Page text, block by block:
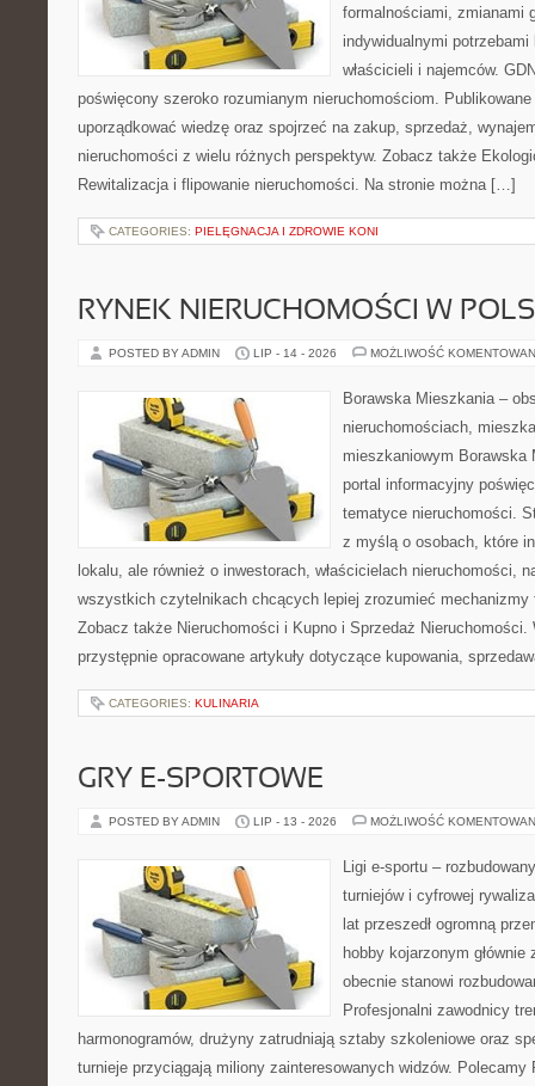
formalnościami, zmianami
indywidualnymi
właścicieli i najemców.
poświęcony szeroko rozumianym nieruchomościom. Publikowane
uporządkować wiedzę oraz spojrzeć na zakup, sprzedaż,
nieruchomości z wielu różnych perspektyw. Zobacz także
Rewitalizacja i flipowanie nieruchomości. Na stronie można […]
CATEGORIES: PIELĘGNACJA I ZDROWIE KONI
RYNEK NIERUCHOMOŚCI W
POSTED BY ADMIN LIP - 14 - 2026 MOŻLIWOŚĆ
Borawska Mieszkania –
nieruchomościach,
mieszkaniowym Borawska
portal informacyjny
tematyce nieruchomości.
z myślą o osobach, które
lokalu, ale również o inwestorach, właścicielach nieruchomości,
wszystkich czytelnikach chcących lepiej zrozumieć mechanizmy
Zobacz także Nieruchomości i Kupno i Sprzedaż
przystępnie opracowane artykuły dotyczące kupowania,
CATEGORIES: KULINARIA
GRY E-SPORTOWE
POSTED BY ADMIN LIP - 13 - 2026 MOŻLIWOŚĆ
Ligi e-sportu –
turniejów i cyfrowej
lat przeszedł ogromną
hobby kojarzonym
obecnie stanowi
Profesjonalni zawodnicy
harmonogramów, drużyny zatrudniają sztaby szkoleniowe oraz
turnieje przyciągają miliony zainteresowanych widzów.